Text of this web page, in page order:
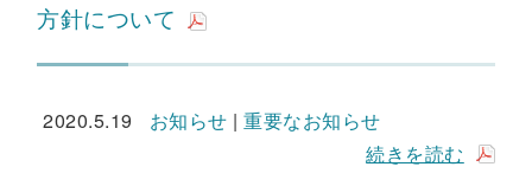
方針について
2020.5.19 お知らせ |重要なお知らせ
続きを読む